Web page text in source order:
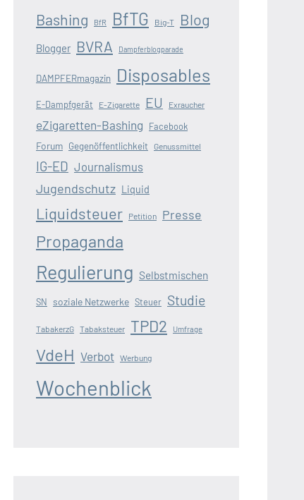
Bashing BfR BfTG Big-T Blog
Blogger BVRA Dampferblogparade
DAMPFERmagazin Disposables
E-Dampfgerät E-Zigarette EU Exraucher
eZigaretten-Bashing Facebook
Forum Gegenöffentlichkeit Genussmittel
IG-ED Journalismus
Jugendschutz Liquid
Liquidsteuer Petition Presse
Propaganda
Regulierung Selbstmischen
SN soziale Netzwerke Steuer Studie
TabakerzG Tabaksteuer TPD2 Umfrage
VdeH Verbot Werbung
Wochenblick